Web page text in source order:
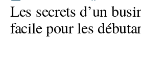
Les secrets d’un
facile pour les